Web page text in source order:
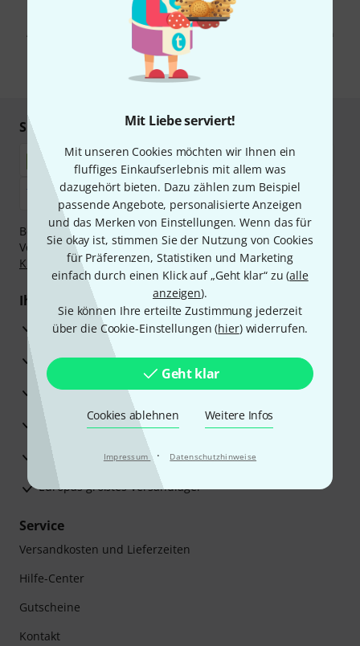
Mit Liebe serviert!
Mit unseren Cookies möchten wir Ihnen ein
fluffiges Einkaufserlebnis mit allem was
dazugehört bieten. Dazu zählen zum Beispiel
passende Angebote, personalisierte Anzeigen
und das Merken von Einstellungen. Wenn das für
Sie okay ist, stimmen Sie der Nutzung von Cookies
für Präferenzen, Statistiken und Marketing
einfach durch einen Klick auf „Geht klar“ zu (alle
anzeigen).
Sie können Ihre erteilte Zustimmung jederzeit
über die Cookie-Einstellungen (hier) widerrufen.
Geht klar
Cookies ablehnen Weitere Infos
Impressum · Datenschutzhinweise
Mit Klick auf „Jetzt anmelden“ stimmen Sie dem Erhalt von E-Mail-
Werbung und einer Messung des E-Mail-Nutzungsverhaltens zu. Die
Abmeldung ist jederzeit möglich. Weitere Informationen finden Sie in
unseren
Datenschutzhinweisen
* Pflichtfeld
Sicher einkaufen & bezahlen
Bezahlen Sie vertraulich und sicher per Nachnahme,
Vorkasse, PayPal, Amazon Pay,Klarna Sofort bezahlen,
Klarna Ratenzahlungoder Kreditkarte.
Ihre Vorteile
3 Jahre Thomann Garantie
30 Tage Money-Back-Garantie
Reparaturservice
Beratung durch Fachexperten
Zufriedenheitsgarantie
Europas größtes Versandlager
Service
Versandkosten und Lieferzeiten
Hilfe-Center
Gutscheine
Kontakt